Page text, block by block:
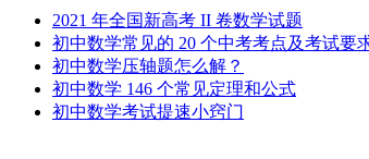
2021 年全国新高考 II 卷数学试题
初中数学常见的 20 个中考考点及考试要
初中数学压轴题怎么解？
初中数学 146 个常见定理和公式
初中数学考试提速小窍门